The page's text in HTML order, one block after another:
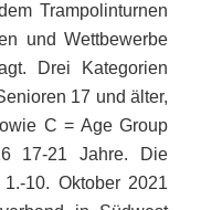
Trampolinturnen
und Wettbewerbe
Drei Kategorien
17 und älter,
C = Age Group
17-21 Jahre. Die
10. Oktober 2021